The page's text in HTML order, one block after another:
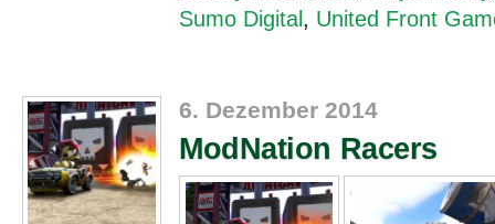
Sumo Digital , United Front
6. Dezember 2014
ModNation Racers